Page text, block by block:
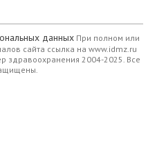
данныхПри полном или
сайта ссылка на www.idmz.ru
здравоохранения 2004-2025. Все